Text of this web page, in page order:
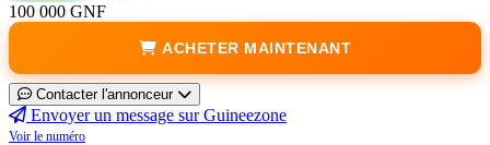
100 000 GNF
ACHETER MAINTENANT
Contacter l'annonceur
Envoyer un message sur Guineezone
Voir le numéro